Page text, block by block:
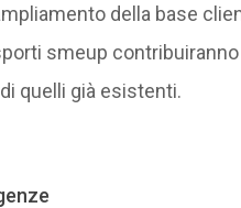
della base
smeup
quelli già esistenti.